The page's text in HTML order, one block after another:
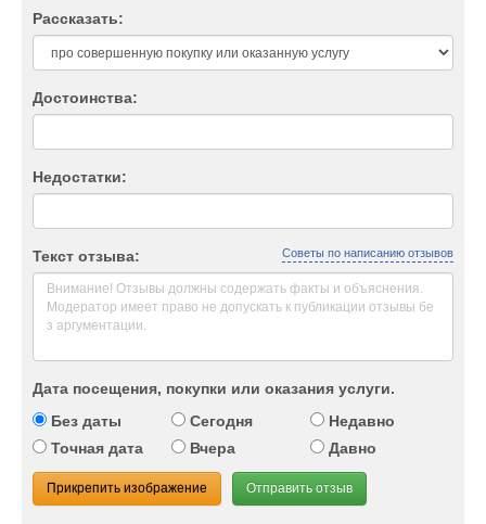
Рассказать:
Достоинства:
Недостатки:
Текст отзыва: Советы по написанию отзывов
Дата посещения, покупки или оказания услуги.
Без даты
Сегодня
Недавно
Точная дата
Вчера Давно
Прикрепить изображение Отправить отзыв